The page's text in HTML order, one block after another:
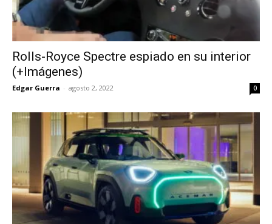
Rolls-Royce Spectre espiado en su interior
(+Imágenes)
Edgar Guerra - agosto 2, 2022 0